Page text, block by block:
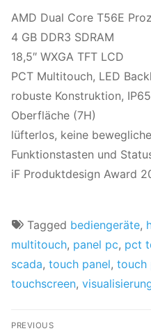
AMD Dual Core T56E
4 GB DDR3 SDRAM
18,5″ WXGA TFT LCD
PCT Multitouch, LED
robuste Konstruktion,
Oberfläche (7H)
lüfterlos, keine
Funktionstasten und
iF Produktdesign Award
Tagged bediengeräte,
multitouch, panel pc, pct
scada, touch panel, touch
touchscreen,
PREVIOUS